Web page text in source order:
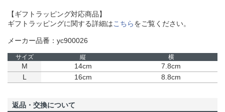
【ギフトラッピング対応商品】
ギフトラッピングに関する詳細はこちらをご覧ください。
メーカー品番：yc900026
サイズ 縦 横
M 14cm
7.8cm
L
16cm 8.8cm
返品・交換について